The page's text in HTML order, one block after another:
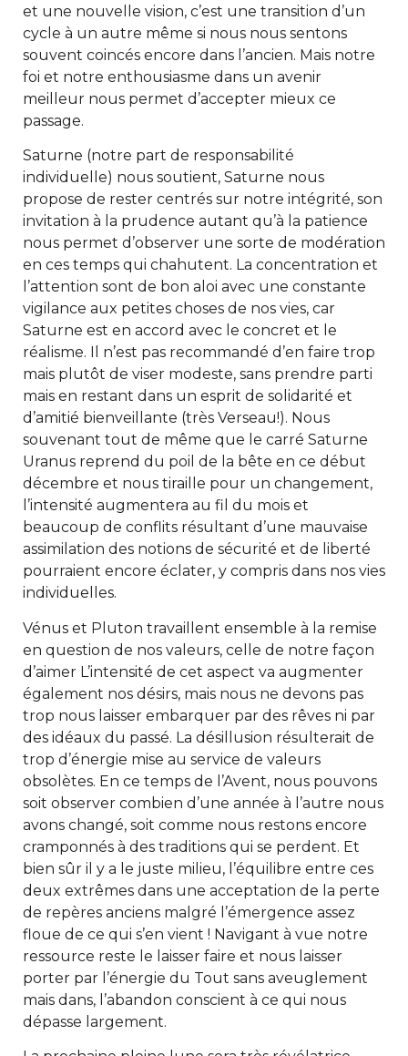
et une nouvelle vision, c’est une transition d’un
cycle à un autre même si nous nous sentons
souvent coincés encore dans l’ancien. Mais notre
foi et notre enthousiasme dans un avenir
meilleur nous permet d’accepter mieux ce
passage.
Saturne (notre part de responsabilité
individuelle) nous soutient, Saturne nous
propose de rester centrés sur notre intégrité, son
invitation à la prudence autant qu’à la patience
nous permet d’observer une sorte de modération
en ces temps qui chahutent. La concentration et
l’attention sont de bon aloi avec une constante
vigilance aux petites choses de nos vies, car
Saturne est en accord avec le concret et le
réalisme. Il n’est pas recommandé d’en faire trop
mais plutôt de viser modeste, sans prendre parti
mais en restant dans un esprit de solidarité et
d’amitié bienveillante (très Verseau!). Nous
souvenant tout de même que le carré Saturne
Uranus reprend du poil de la bête en ce début
décembre et nous tiraille pour un changement,
l’intensité augmentera au fil du mois et
beaucoup de conflits résultant d’une mauvaise
assimilation des notions de sécurité et de liberté
pourraient encore éclater, y compris dans nos vies
individuelles.
Vénus et Pluton travaillent ensemble à la remise
en question de nos valeurs, celle de notre façon
d’aimer L’intensité de cet aspect va augmenter
également nos désirs, mais nous ne devons pas
trop nous laisser embarquer par des rêves ni par
des idéaux du passé. La désillusion résulterait de
trop d’énergie mise au service de valeurs
obsolètes. En ce temps de l’Avent, nous pouvons
soit observer combien d’une année à l’autre nous
avons changé, soit comme nous restons encore
cramponnés à des traditions qui se perdent. Et
bien sûr il y a le juste milieu, l’équilibre entre ces
deux extrêmes dans une acceptation de la perte
de repères anciens malgré l’émergence assez
floue de ce qui s’en vient ! Navigant à vue notre
ressource reste le laisser faire et nous laisser
porter par l’énergie du Tout sans aveuglement
mais dans, l’abandon conscient à ce qui nous
dépasse largement.